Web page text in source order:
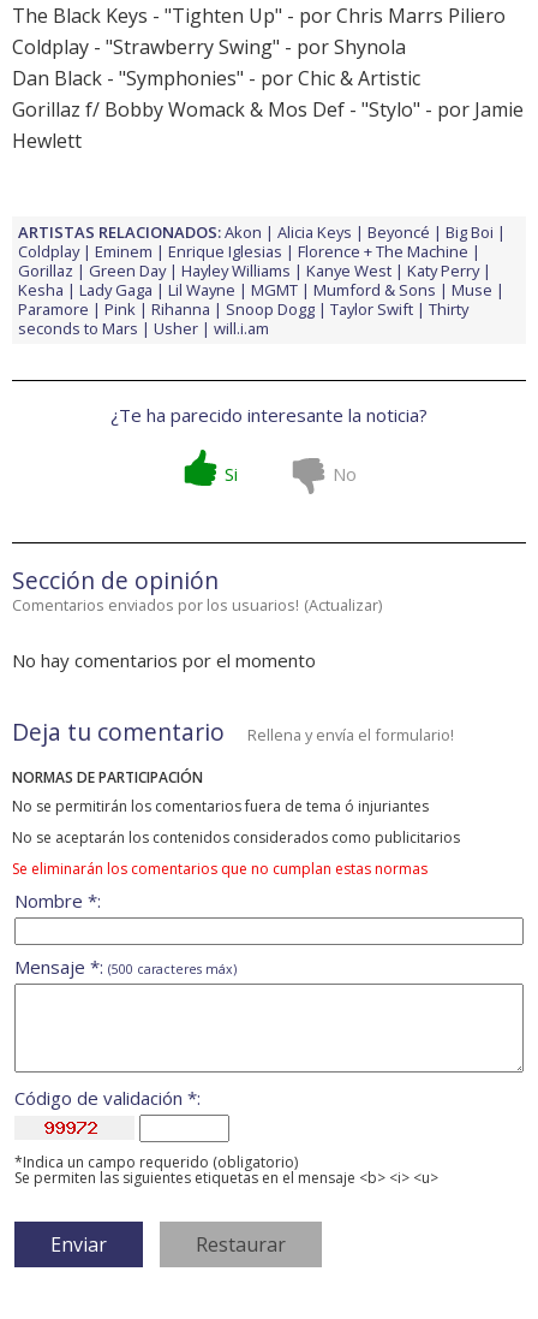
The Black Keys - "Tighten Up" - por Chris Marrs Piliero
Coldplay - "Strawberry Swing" - por Shynola
Dan Black - "Symphonies" - por Chic & Artistic
Gorillaz f/ Bobby Womack & Mos Def - "Stylo" - por Jamie
Hewlett
ARTISTAS RELACIONADOS:Akon Alicia Keys Beyoncé
Big Boi
Coldplay
Eminem Enrique Iglesias
Florence + The Machine
Gorillaz
Green Day Hayley Williams Kanye West
Katy Perry
Kesha
Lady Gaga Lil Wayne MGMT Mumford & Sons
Muse
Paramore
Pink Rihanna Snoop Dogg Taylor Swift
Thirty
seconds to Mars
Usher will.i.am
¿Te ha parecido interesante la noticia?
Si No
Sección de opinión
Comentarios enviados por los usuarios! (Actualizar)
No hay comentarios por el momento
Deja tu comentario Rellena y envía el formulario!
NORMAS DE PARTICIPACIÓN
No se permitirán los comentarios fuera de tema ó injuriantes
No se aceptarán los contenidos considerados como publicitarios
Se eliminarán los comentarios que no cumplan estas normas
Nombre *:
Mensaje *: (500 caracteres máx)
Código de validación *:
*Indica un campo requerido (obligatorio)
Se permiten las siguientes etiquetas en el mensaje <b> <i> <u>